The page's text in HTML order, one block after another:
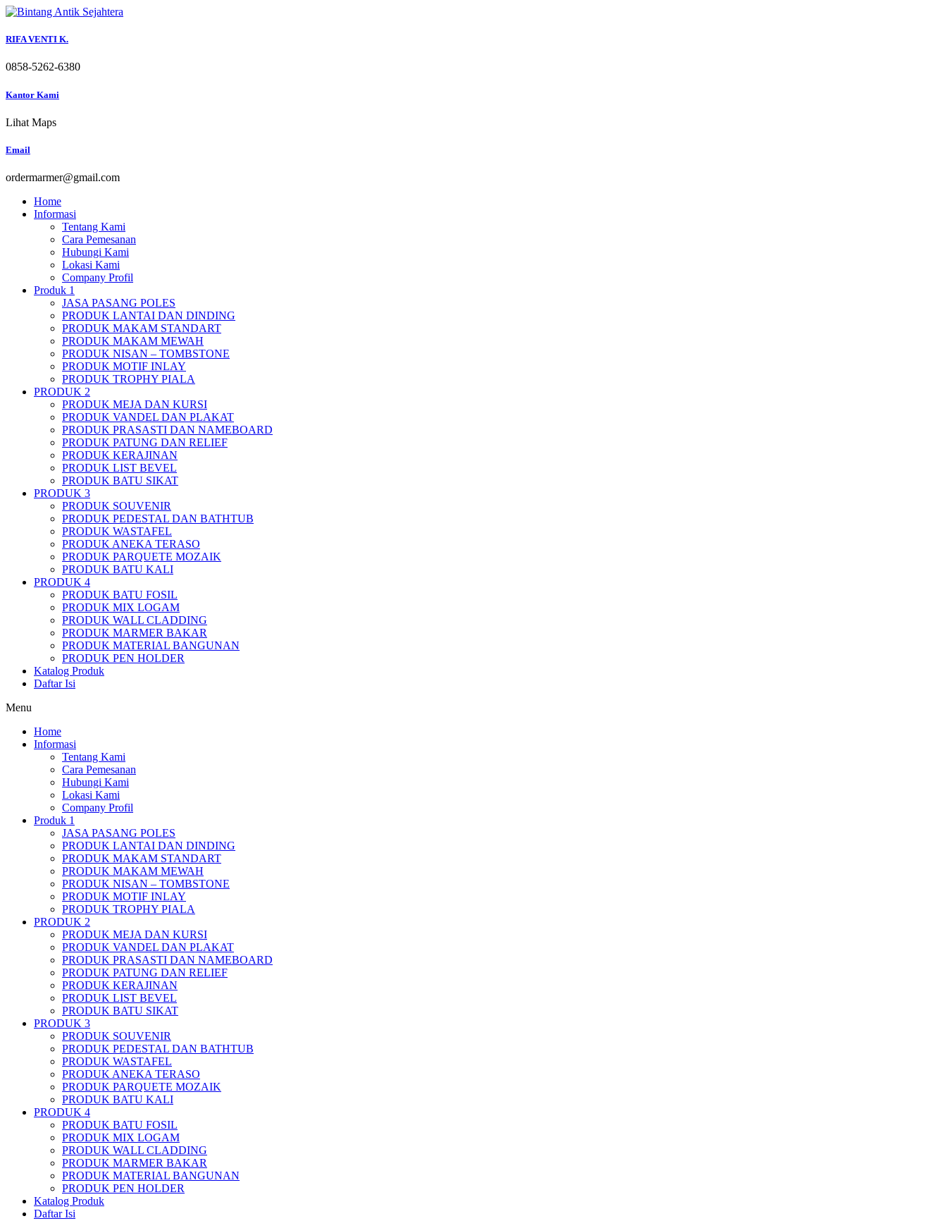
Skip
content
RIFA VENTI K.
0858-5262-6380
Kantor Kami
Lihat Maps
Email
ordermarmer@gmail.com
Home
Informasi
Tentang Kami
Cara Pemesanan
Hubungi Kami
Lokasi Kami
Company Profil
Produk 1
JASA PASANG POLES
PRODUK LANTAI DAN DINDING
PRODUK MAKAM STANDART
PRODUK MAKAM MEWAH
PRODUK NISAN – TOMBSTONE
PRODUK MOTIF INLAY
PRODUK TROPHY PIALA
PRODUK 2
PRODUK MEJA DAN KURSI
PRODUK VANDEL DAN PLAKAT
PRODUK PRASASTI DAN NAMEBOARD
PRODUK PATUNG DAN RELIEF
PRODUK KERAJINAN
PRODUK LIST BEVEL
PRODUK BATU SIKAT
PRODUK 3
PRODUK SOUVENIR
PRODUK PEDESTAL DAN BATHTUB
PRODUK WASTAFEL
PRODUK ANEKA TERASO
PRODUK PARQUETE MOZAIK
PRODUK BATU KALI
PRODUK 4
PRODUK BATU FOSIL
PRODUK MIX LOGAM
PRODUK WALL CLADDING
PRODUK MARMER BAKAR
PRODUK MATERIAL BANGUNAN
PRODUK PEN HOLDER
Katalog Produk
Daftar Isi
Menu
Home
Informasi
Tentang Kami
Cara Pemesanan
Hubungi Kami
Lokasi Kami
Company Profil
Produk 1
JASA PASANG POLES
PRODUK LANTAI DAN DINDING
PRODUK MAKAM STANDART
PRODUK MAKAM MEWAH
PRODUK NISAN – TOMBSTONE
PRODUK MOTIF INLAY
PRODUK TROPHY PIALA
PRODUK 2
PRODUK MEJA DAN KURSI
PRODUK VANDEL DAN PLAKAT
PRODUK PRASASTI DAN NAMEBOARD
PRODUK PATUNG DAN RELIEF
PRODUK KERAJINAN
PRODUK LIST BEVEL
PRODUK BATU SIKAT
PRODUK 3
PRODUK SOUVENIR
PRODUK PEDESTAL DAN BATHTUB
PRODUK WASTAFEL
PRODUK ANEKA TERASO
PRODUK PARQUETE MOZAIK
PRODUK BATU KALI
PRODUK 4
PRODUK BATU FOSIL
PRODUK MIX LOGAM
PRODUK WALL CLADDING
PRODUK MARMER BAKAR
PRODUK MATERIAL BANGUNAN
PRODUK PEN HOLDER
Katalog Produk
Daftar Isi